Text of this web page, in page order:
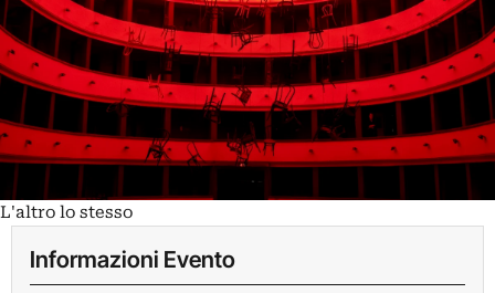
L'altro lo stesso
Informazioni Evento